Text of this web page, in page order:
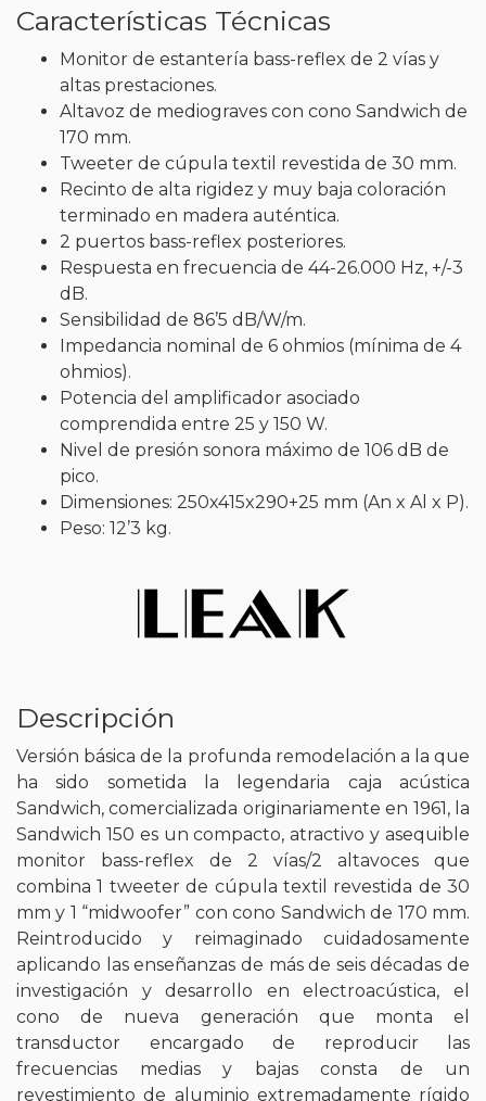
Características Técnicas
Monitor de estantería bass-reflex de 2 vías y
altas prestaciones.
Altavoz de mediograves con cono Sandwich de
170 mm.
Tweeter de cúpula textil revestida de 30 mm.
Recinto de alta rigidez y muy baja coloración
terminado en madera auténtica.
2 puertos bass-reflex posteriores.
Respuesta en frecuencia de 44-26.000 Hz, +/-3
dB.
Sensibilidad de 86’5 dB/W/m.
Impedancia nominal de 6 ohmios (mínima de 4
ohmios).
Potencia del amplificador asociado
comprendida entre 25 y 150 W.
Nivel de presión sonora máximo de 106 dB de
pico.
Dimensiones: 250x415x290+25 mm (An x Al x P).
Peso: 12’3 kg.
Descripción
Versión básica de la profunda remodelación a la que
ha sido sometida la legendaria caja acústica
Sandwich, comercializada originariamente en 1961, la
Sandwich 150 es un compacto, atractivo y asequible
monitor bass-reflex de 2 vías/2 altavoces que
combina 1 tweeter de cúpula textil revestida de 30
mm y 1 “midwoofer” con cono Sandwich de 170 mm.
Reintroducido y reimaginado cuidadosamente
aplicando las enseñanzas de más de seis décadas de
investigación y desarrollo en electroacústica, el
cono de nueva generación que monta el
transductor encargado de reproducir las
frecuencias medias y bajas consta de un
revestimiento de aluminio extremadamente rígido